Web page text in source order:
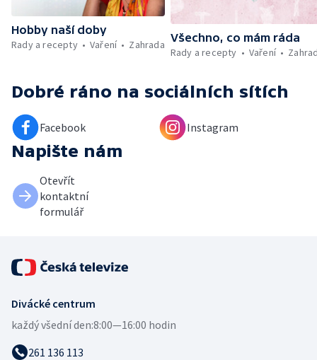
Hobby naší doby
Rady a recepty
Vaření Zahrada
Všechno, co mám ráda
Rady a recepty
Vaření
Dobré ráno na sociálních sítích
Facebook Instagram
Napište nám
Otevřít
kontaktní
formulář
Divácké centrum
každý všední den:8:00—16:00 hodin
261 136 113